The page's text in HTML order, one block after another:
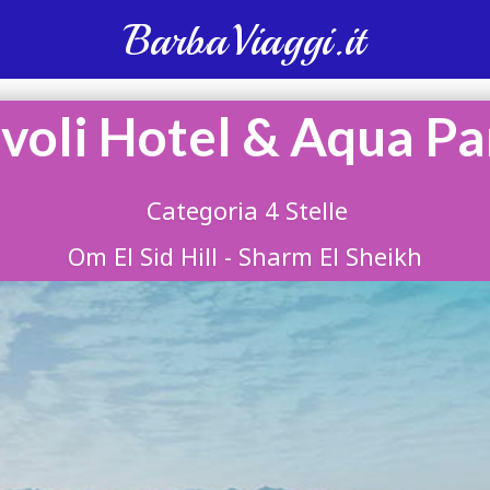
BarbaViaggi.it
Hotel & Aqua
Categoria 4 Stelle
Om El Sid Hill - Sharm El Sheikh